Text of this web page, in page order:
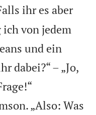
ihr es aber
von jedem
und ein
dabei?“ – „Jo,
„Also: Was